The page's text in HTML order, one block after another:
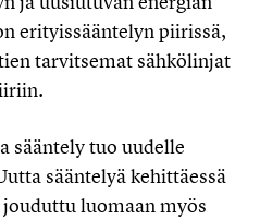
erityissääntelyn piirissä,
tarvitsemat sähkölinjat
sääntely tuo uudelle
sääntelyä kehittäessä
luomaan myös